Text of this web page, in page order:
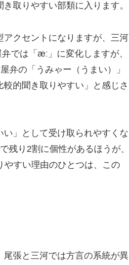
取りやすい部類に入ります。
クセントになりますが、三河
では「æː」に変化しますが、
弁の「うみゃー（うまい）」
的聞き取りやすい」と感じさ
」として受け取られやすくな
残り2割に個性があるほうが、
やすい理由のひとつは、この
張と三河では方言の系統が異